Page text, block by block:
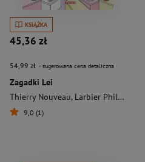
KSIĄŻKA
45,36 zł
54,99 zł - sugerowana cena detaliczna
Zagadki Lei
Thierry Nouveau, Larbier Philippe
9,0 (1)